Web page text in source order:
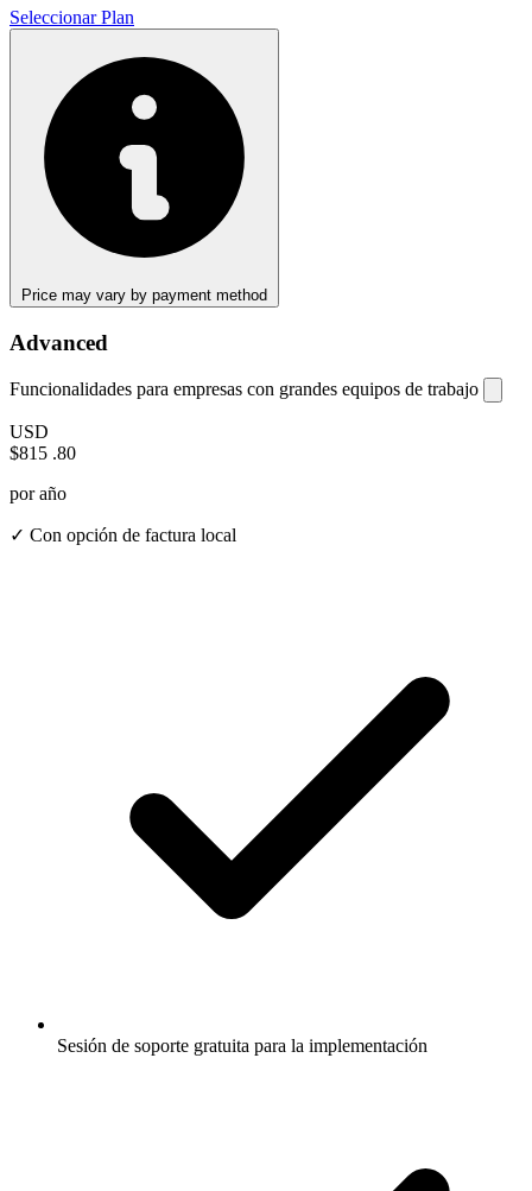
Seleccionar Plan
Price may vary by payment method
Advanced
Funcionalidades para empresas con grandes equipos de trabajo
USD
$815 .80
por año
✓ Con opción de factura local
Sesión de soporte gratuita para la implementación